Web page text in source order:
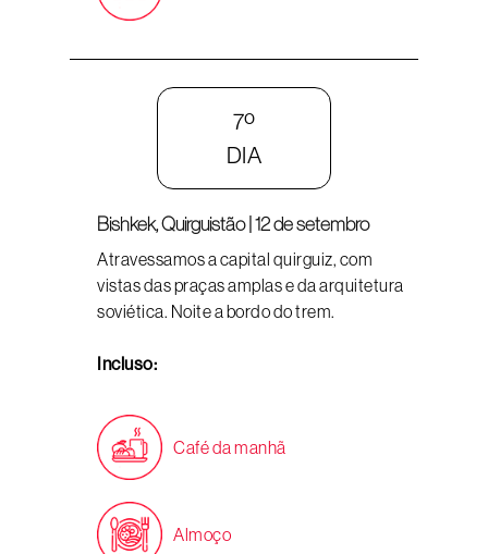
7º
DIA
Bishkek, Quirguistão | 12 de setembro
Atravessamos a capital quirguiz, com
vistas das praças amplas e da arquitetura
soviética. Noite a bordo do trem.
Incluso:
Café da manhã
Almoço